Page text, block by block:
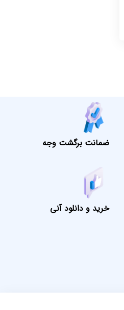
ضمانت برگشت وجه
خرید و دانلود آنی